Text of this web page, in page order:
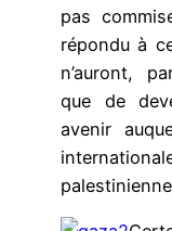
pas
répondu à
n’auront,
que de
avenir